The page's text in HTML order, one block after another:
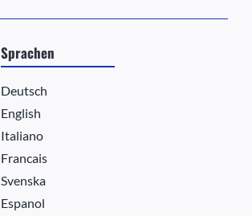
Sprachen
Deutsch
English
Italiano
Francais
Svenska
Espanol